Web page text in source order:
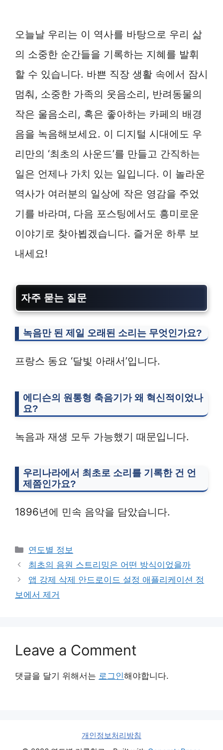
오늘날 우리는 이 역사를 바탕으로 우리 삶
의 소중한 순간들을 기록하는 지혜를 발휘
할 수 있습니다. 바쁜 직장 생활 속에서 잠시
멈춰, 소중한 가족의 웃음소리, 반려동물의
작은 울음소리, 혹은 좋아하는 카페의 배경
음을 녹음해보세요. 이 디지털 시대에도 우
리만의 ‘최초의 사운드’를 만들고 간직하는
일은 언제나 가치 있는 일입니다. 이 놀라운
역사가 여러분의 일상에 작은 영감을 주었
기를 바라며, 다음 포스팅에서도 흥미로운
이야기로 찾아뵙겠습니다. 즐거운 하루 보
내세요!
자주 묻는 질문
녹음만 된 제일 오래된 소리는 무엇인가요?
프랑스 동요 ‘달빛 아래서’입니다.
에디슨의 원통형 축음기가 왜 혁신적이었나
요?
녹음과 재생 모두 가능했기 때문입니다.
우리나라에서 최초로 소리를 기록한 건 언
제쯤인가요?
1896년에 민속 음악을 담았습니다.
Categories
연도별 정보
최초의 음원 스트리밍은 어떤 방식이었을까
앱 강제 삭제 안드로이드 설정 애플리케이션 정
보에서 제거
Leave a Comment
댓글을 달기 위해서는 로그인해야합니다.
개인정보처리방침